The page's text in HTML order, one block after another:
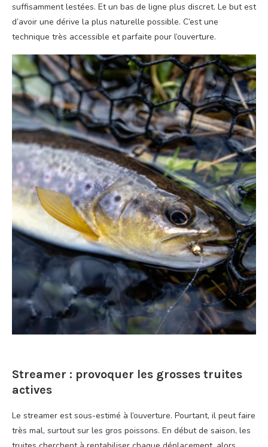
suffisamment lestées. Et un bas de ligne plus discret. Le but est
d’avoir une dérive la plus naturelle possible. C’est une
technique très accessible et parfaite pour l’ouverture.
Streamer : provoquer les grosses truites
actives
Le streamer est sous-estimé à l’ouverture. Pourtant, il peut faire
très mal, surtout sur les gros poissons. En début de saison, les